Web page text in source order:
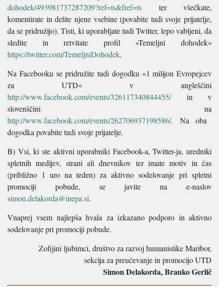
dohodek/493981737287209?ref=ts&fref=ts ter všečkate,
komentirate in delite njene vsebine (povabite tudi svoje prijatelje,
da se pridružijo). Tisti, ki uporabljate tudi Twitter, lepo vabljeni, da
sledite in retvitate profil »Temeljni dohodek«
https://twitter.com/TemeljniDohodek.
Na Facebooku se pridružite tudi dogodku »1 milijon Evropejcev
za UTD« v angleščini
http://www.facebook.com/events/326117340844455/in v
slovenščini na
http://www.facebook.com/events/262706937198586/. Na oba
dogodka povabite tudi svoje prijatelje.
B) Vsi, ki ste aktivni uporabniki Facebook-a, Twitter-ja, uredniki
spletnih medijev, strani ali dnevnikov ter imate motiv in čas
(približno 1 uro na teden) za aktivno sodelovanje pri spletni
promociji pobude, se javite na e-naslov
simon.delakorda@inepa.si.
Vnaprej vsem najlepša hvala za izkazano podporo in aktivno
sodelovanje pri promociji pobude.
Zofijini ljubimci, društvo za razvoj humanistike Maribor,
sekcija za preučevanje in promocijo UTD
Simon Delakorda, Branko Gerlič